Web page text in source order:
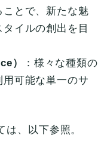
とで、新たな魅
イルの創出を目
）
：様々な種類の
可能な単一のサ
、以下参照。